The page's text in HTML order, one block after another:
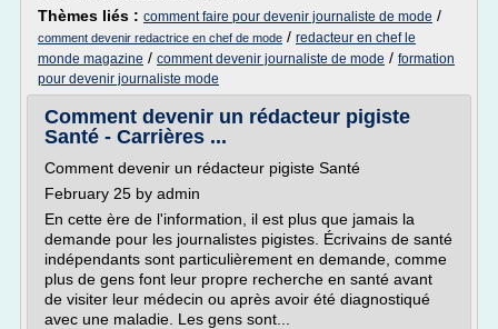
Thèmes liés : comment faire pour devenir journaliste de mode /
comment devenir redactrice en chef de mode / redacteur en chef le
monde magazine / comment devenir journaliste de mode / formation
pour devenir journaliste mode
Comment devenir un rédacteur pigiste
Santé - Carrières ...
Comment devenir un rédacteur pigiste Santé
February 25 by admin
En cette ère de l'information, il est plus que jamais la
demande pour les journalistes pigistes. Écrivains de santé
indépendants sont particulièrement en demande, comme
plus de gens font leur propre recherche en santé avant
de visiter leur médecin ou après avoir été diagnostiqué
avec une maladie. Les gens sont...